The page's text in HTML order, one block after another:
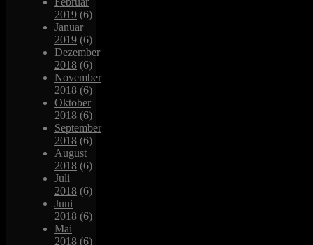
2019 (6)
Januar
2019 (6)
Dezember
2018 (6)
November
2018 (6)
Oktober
2018 (6)
September
2018 (6)
August
2018 (6)
Juli
2018 (6)
Juni
2018 (6)
Mai
2018 (6)